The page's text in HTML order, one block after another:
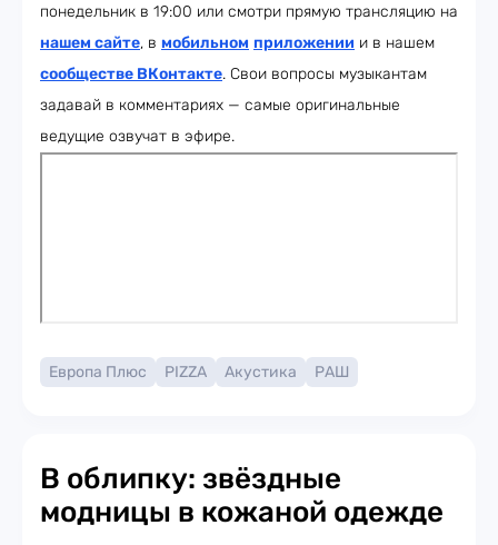
понедельник в 19:00 или смотри прямую трансляцию на
нашем сайте, в мобильном приложении и в нашем
сообществе ВКонтакте. Свои вопросы музыкантам
задавай в комментариях — самые оригинальные
ведущие озвучат в эфире.
Европа Плюс PIZZA Акустика РАШ
В облипку: звёздные
модницы в кожаной одежде